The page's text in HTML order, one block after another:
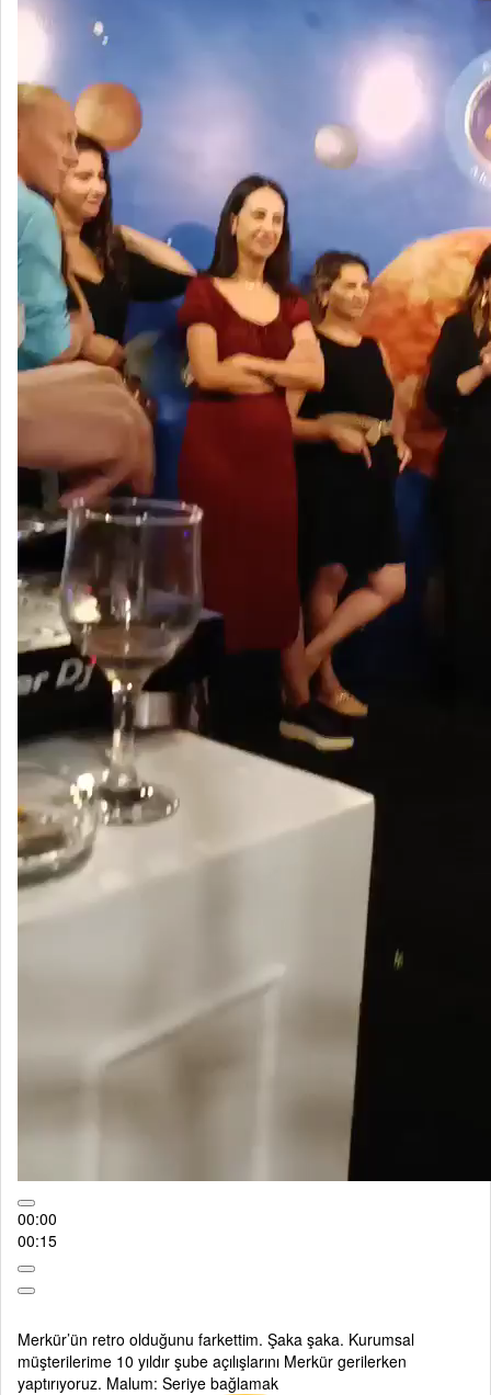
00:00
00:15
Merkür’ün retro olduğunu farkettim. Şaka şaka. Kurumsal
müşterilerime 10 yıldır şube açılışlarını Merkür gerilerken
yaptırıyoruz. Malum: Seriye bağlamak